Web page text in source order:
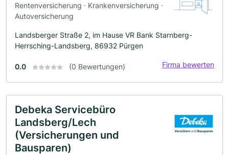
Rentenversicherung · Krankenversicherung ·
Autoversicherung
Landsberger Straße 2, im Hause VR Bank Starnberg-
Herrsching-Landsberg, 86932 Pürgen
0.0 (0 Bewertungen) Firma bewerten
Debeka Servicebüro
Landsberg/Lech
(Versicherungen und
Bausparen)